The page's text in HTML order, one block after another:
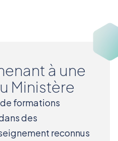
à une
Ministère
formations
des
reconnus